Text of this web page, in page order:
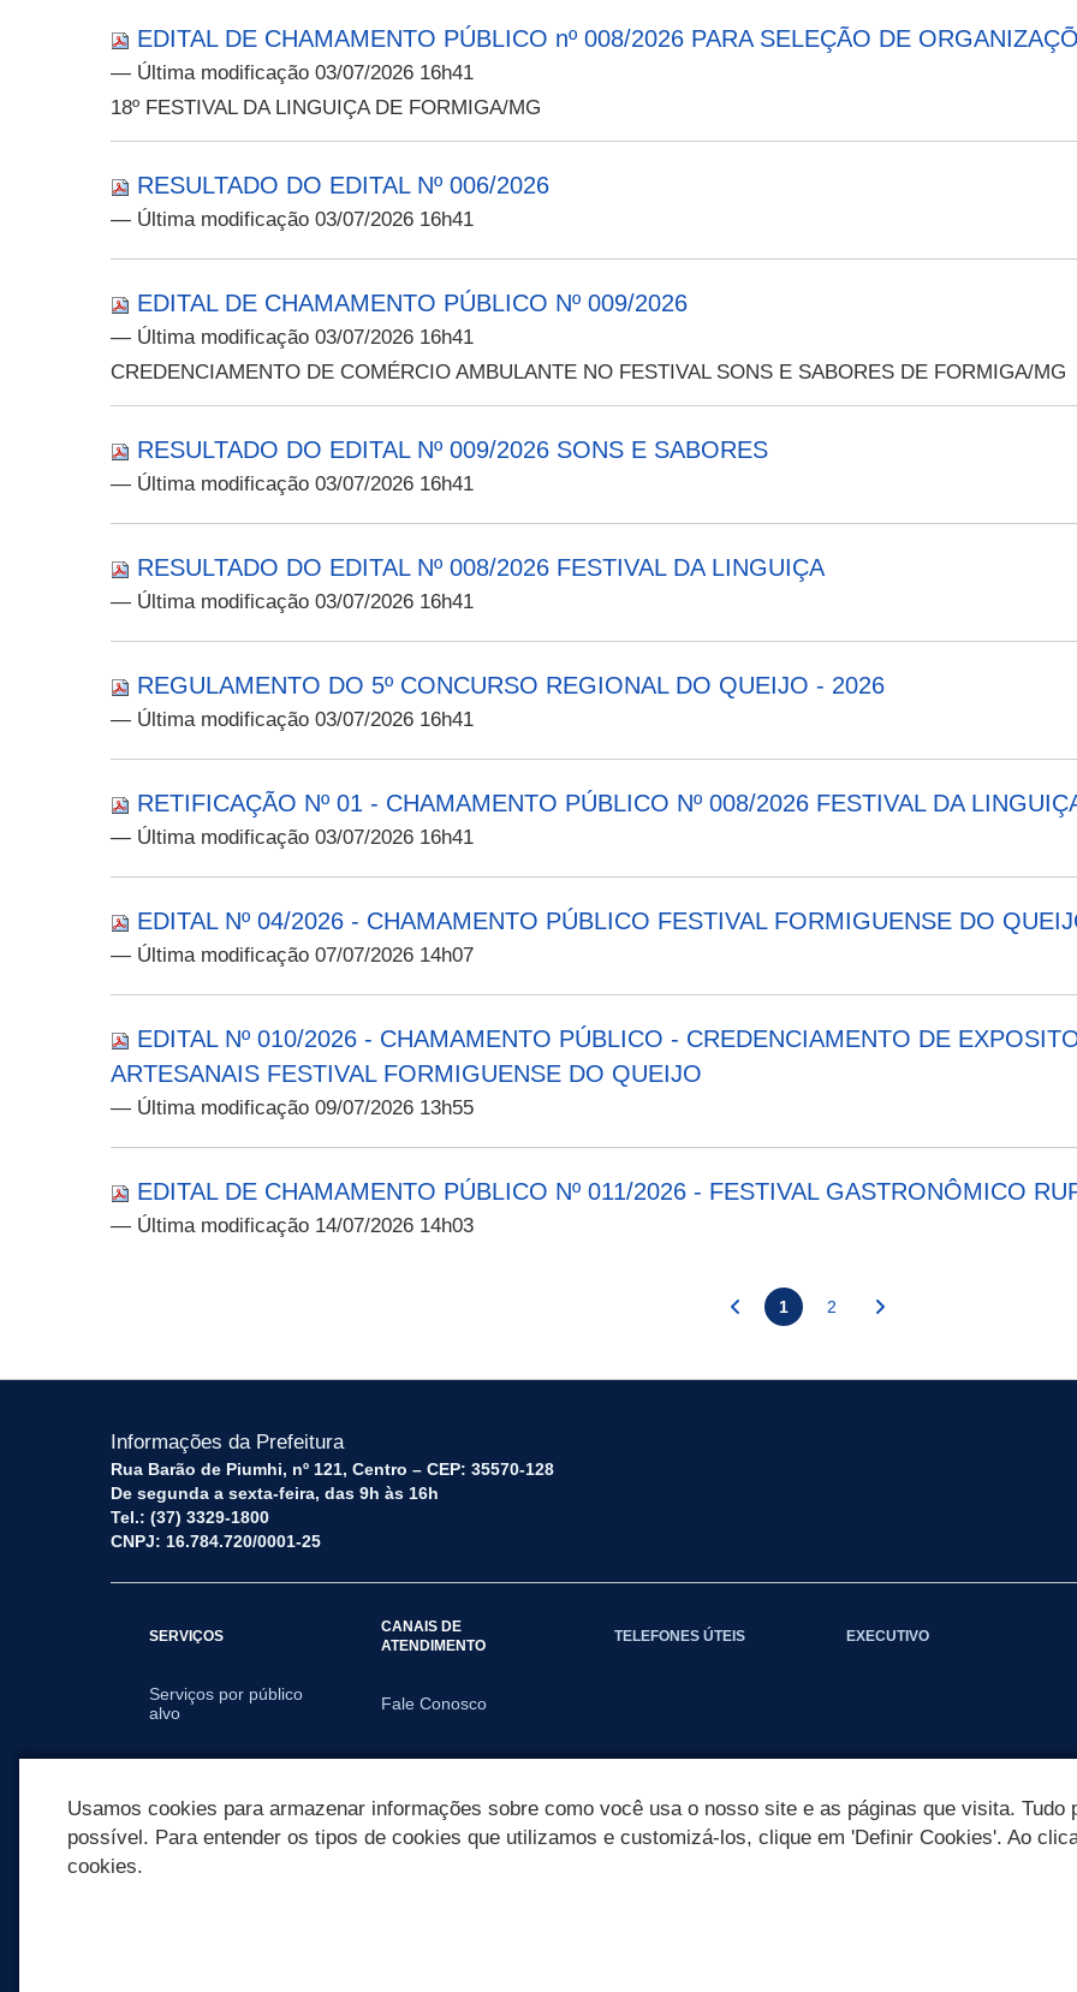
EDITAL DE CHAMAMENTO PÚBLICO nº 008/2026 PARA SELEÇÃO DE
— Última modificação 03/07/2026 16h41
18º FESTIVAL DA LINGUIÇA DE FORMIGA/MG
RESULTADO DO EDITAL Nº 006/2026
— Última modificação 03/07/2026 16h41
EDITAL DE CHAMAMENTO PÚBLICO Nº 009/2026
— Última modificação 03/07/2026 16h41
CREDENCIAMENTO DE COMÉRCIO AMBULANTE NO FESTIVAL SONS E SABORES DE FORMIGA/MG
RESULTADO DO EDITAL Nº 009/2026 SONS E SABORES
— Última modificação 03/07/2026 16h41
RESULTADO DO EDITAL Nº 008/2026 FESTIVAL DA LINGUIÇA
— Última modificação 03/07/2026 16h41
REGULAMENTO DO 5º CONCURSO REGIONAL DO QUEIJO - 2026
— Última modificação 03/07/2026 16h41
RETIFICAÇÃO Nº 01 - CHAMAMENTO PÚBLICO Nº 008/2026 FESTIVAL DA
— Última modificação 03/07/2026 16h41
EDITAL Nº 04/2026 - CHAMAMENTO PÚBLICO FESTIVAL FORMIGUENSE DO
— Última modificação 07/07/2026 14h07
EDITAL Nº 010/2026 - CHAMAMENTO PÚBLICO - CREDENCIAMENTO DE
ARTESANAIS FESTIVAL FORMIGUENSE DO QUEIJO
— Última modificação 09/07/2026 13h55
EDITAL DE CHAMAMENTO PÚBLICO Nº 011/2026 - FESTIVAL GASTRONÔMICO
— Última modificação 14/07/2026 14h03
1 2
Informações da Prefeitura
Rua Barão de Piumhi, nº 121, Centro – CEP: 35570-128
De segunda a sexta-feira, das 9h às 16h
Tel.: (37) 3329-1800
CNPJ: 16.784.720/0001-25
SERVIÇOS
Serviços por público
alvo
CANAIS DE
ATENDIMENTO
Fale Conosco
TELEFONES ÚTEIS EXECUTIVO
Usamos cookies para armazenar informações sobre como você usa o nosso site e as páginas que visita.
possível. Para entender os tipos de cookies que utilizamos e customizá-los, clique em 'Definir Cookies'. Ao
cookies.